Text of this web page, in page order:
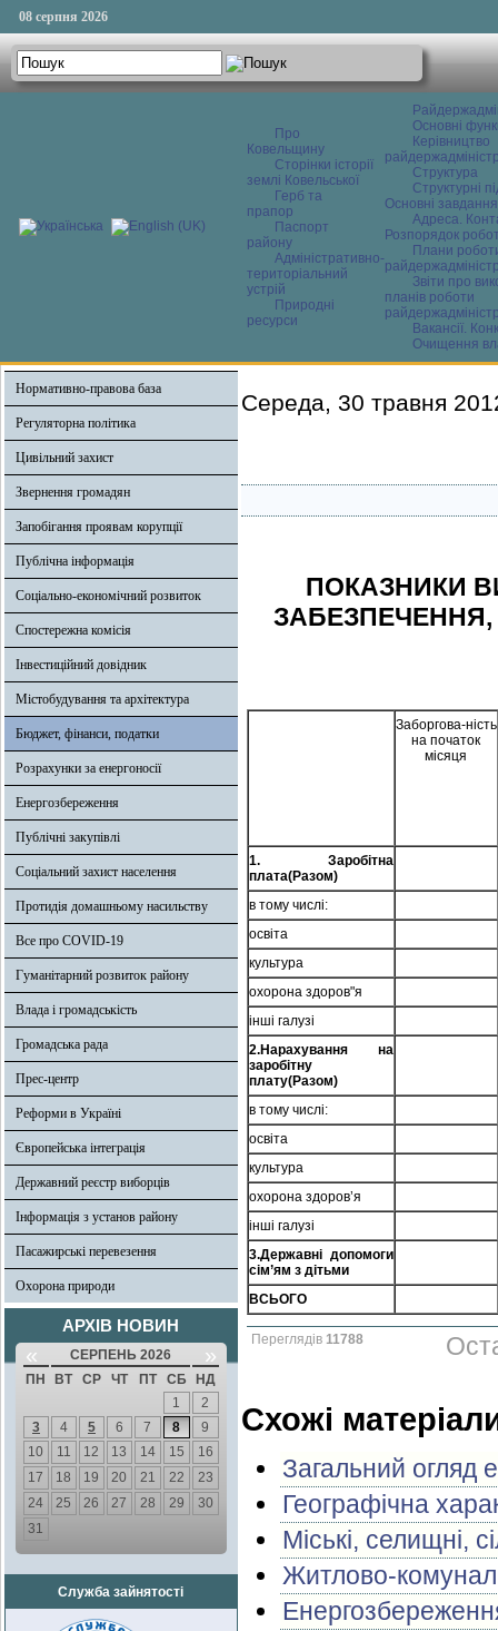
08 серпня 2026
Про
Ковельщину
Сторінки історії
землі Ковельської
Герб та
прапор
Паспорт
району
Адміністративно-
територіальний
устрій
Природні
ресурси
Основні
Керівництво
Структура
Структурні
Основні завдання
Адреса.
Розпорядок
Плани
Звіти про
планів роботи
Вакансії.
Очищення
Нормативно-правова база
Регуляторна політика
Цивільний захист
Звернення громадян
Запобігання проявам корупції
Публічна інформація
Соціально-економічний розвиток
Спостережна комісія
Інвестиційний довідник
Містобудування та архітектура
Бюджет, фінанси, податки
Розрахунки за енергоносії
Енергозбереження
Публічні закупівлі
Соціальний захист населення
Протидія домашньому насильству
Все про COVID-19
Гуманітарний розвиток району
Влада і громадськість
Громадська рада
Прес-центр
Реформи в Україні
Європейська інтеграція
Державний реєстр виборців
Інформація з установ району
Пасажирські перевезення
Охорона природи
АРХІВ НОВИН
« СЕРПЕНЬ 2026 »
ПН ВТ СР ЧТ ПТ СБ
НД
1
2
3
4 5 6 7 8
9
10
11 12 13 14 15
16
17
18 19 20 21 22
23
24
25 26 27 28 29
30
31
Служба зайнятості
Середа, 30 травня
ПОКАЗНИКИ
ЗАБЕЗПЕЧЕННЯ,
Заборгова-ність
на початок
місяця
1. Заробітна
плата(Разом)
в тому числі:
освіта
культура
охорона здоров"я
інші галузі
2.Нарахування на
заробітну
плату(Разом)
в тому числі:
освіта
культура
охорона здоров’я
інші галузі
3.Державні допомоги
сім’ям з дітьми
ВСЬОГО
Переглядів 11788
Схожі
Загальний огляд
Географічна
Міські, селищні,
Житлово-